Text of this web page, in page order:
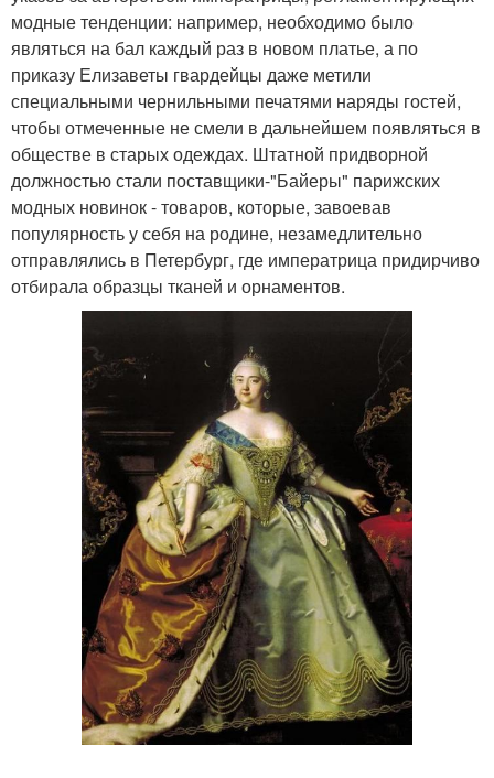
модные тенденции: например, необходимо было
являться на бал каждый раз в новом платье, а по
приказу Елизаветы гвардейцы даже метили
специальными чернильными печатями наряды гостей,
чтобы отмеченные не смели в дальнейшем появляться в
обществе в старых одеждах. Штатной придворной
должностью стали поставщики-"Байеры" парижских
модных новинок - товаров, которые, завоевав
популярность у себя на родине, незамедлительно
отправлялись в Петербург, где императрица придирчиво
отбирала образцы тканей и орнаментов.